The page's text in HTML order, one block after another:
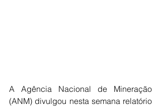
A Agência Nacional de Mineração
(ANM) divulgou nesta semana relatório